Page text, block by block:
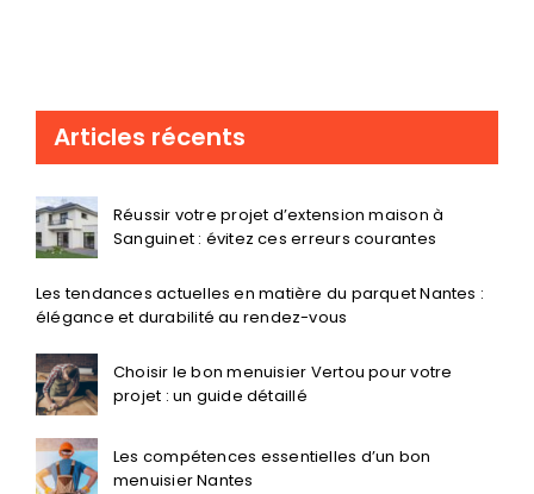
Articles récents
Réussir votre projet d’extension maison à
Sanguinet : évitez ces erreurs courantes
Les tendances actuelles en matière du parquet Nantes :
élégance et durabilité au rendez-vous
Choisir le bon menuisier Vertou pour votre
projet : un guide détaillé
Les compétences essentielles d’un bon
menuisier Nantes